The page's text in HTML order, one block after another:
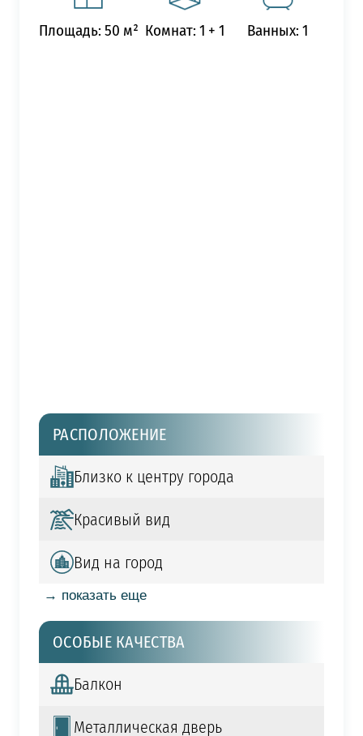
Площадь: 50 м² Комнат: 1 + 1 Ванных: 1
РАСПОЛОЖЕНИЕ
Близко к центру города
Красивый вид
Вид на город
→ показать еще
ОСОБЫЕ КАЧЕСТВА
Балкон
Металлическая дверь